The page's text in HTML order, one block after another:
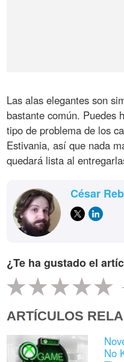
Las alas elegantes son
bastante común. Puedes
tipo de problema de los
Estivania, así que nada
quedará lista al
César
¿Te ha gustado el
ARTÍCULOS
No